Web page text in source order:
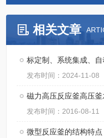
相关文章
标定制、系统集成、
发布时间：2024-11-08
发布时间：2016-08-11
微型反应釜的结构特点